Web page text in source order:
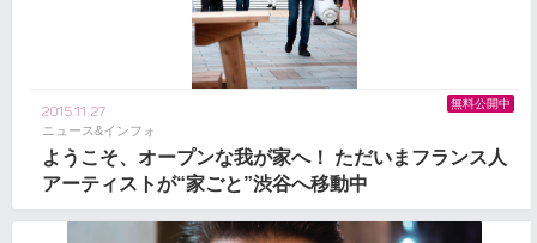
2015.11.27
ニュース&インフォ
ようこそ、オープンな我が家へ！ ただいまフランス人
アーティストが“家ごと”渋谷へ移動中
無料公開中